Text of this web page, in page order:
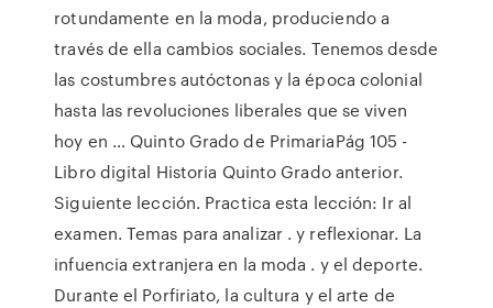
rotundamente en la moda, produciendo a
través de ella cambios sociales. Tenemos desde
las costumbres autóctonas y la época colonial
hasta las revoluciones liberales que se viven
hoy en … Quinto Grado de PrimariaPág 105 -
Libro digital Historia Quinto Grado anterior.
Siguiente lección. Practica esta lección: Ir al
examen. Temas para analizar . y reﬂexionar. La
infuencia extranjera en la moda . y el deporte.
Durante el Porﬁriato, la cultura y el arte de